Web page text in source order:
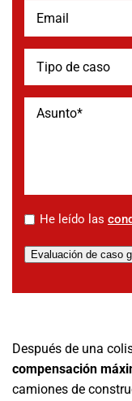
* He leído las
Evaluación de caso
Después de una
compensación
camiones de